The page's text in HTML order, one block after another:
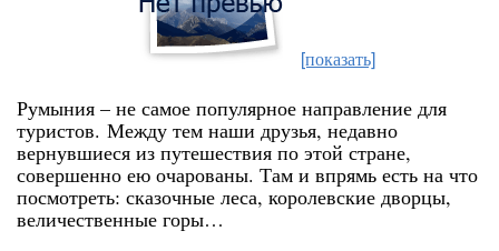
[показать]
Румыния – не самое популярное направление для
туристов. Между тем наши друзья, недавно
вернувшиеся из путешествия по этой стране,
совершенно ею очарованы. Там и впрямь есть на что
посмотреть: сказочные леса, королевские дворцы,
величественные горы…